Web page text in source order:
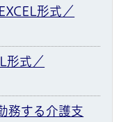
形式／
形式／
務する介護支